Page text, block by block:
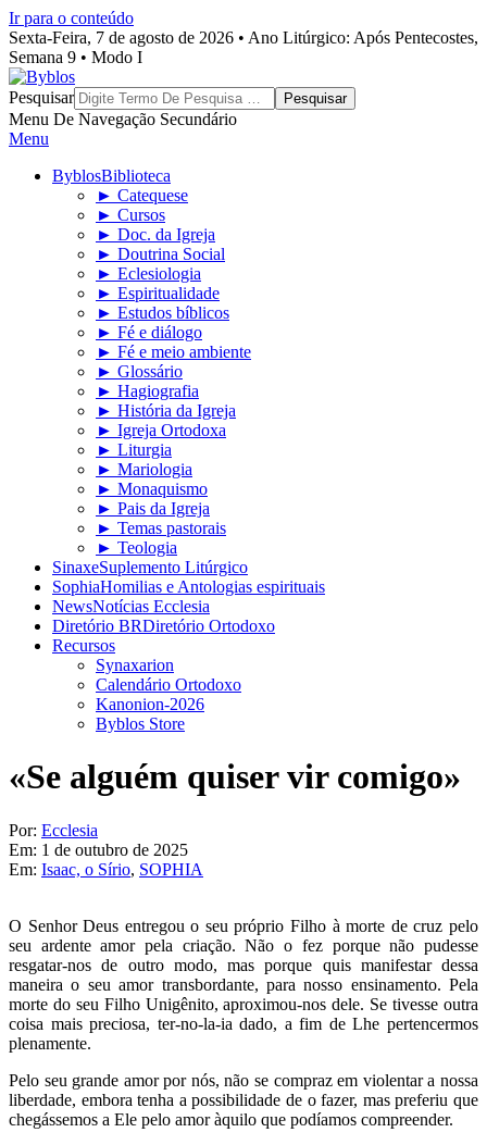
Ir para o conteúdo
Sexta-Feira, 7 de agosto de 2026 • Ano Litúrgico: Após Pentecostes,
Semana 9 • Modo I
Byblos
Pesquisar
Menu De Navegação Secundário
Menu
ByblosBiblioteca
► Catequese
► Cursos
► Doc. da Igreja
► Doutrina Social
► Eclesiologia
► Espiritualidade
► Estudos bíblicos
► Fé e diálogo
► Fé e meio ambiente
► Glossário
► Hagiografia
► História da Igreja
► Igreja Ortodoxa
► Liturgia
► Mariologia
► Monaquismo
► Pais da Igreja
► Temas pastorais
► Teologia
SinaxeSuplemento Litúrgico
SophiaHomilias e Antologias espirituais
NewsNotícias Ecclesia
Diretório BRDiretório Ortodoxo
Recursos
Synaxarion
Calendário Ortodoxo
Kanonion-2026
Byblos Store
«Se alguém quiser vir comigo»
Por: Ecclesia
Em: 1 de outubro de 2025
Em: Isaac, o Sírio, SOPHIA
O Senhor Deus entregou o seu próprio Filho à morte de cruz pelo
seu ardente amor pela criação. Não o fez porque não pudesse
resgatar-nos de outro modo, mas porque quis manifestar dessa
maneira o seu amor transbordante, para nosso ensinamento. Pela
morte do seu Filho Unigênito, aproximou-nos dele. Se tivesse outra
coisa mais preciosa, ter-no-la-ia dado, a fim de Lhe pertencermos
plenamente.
Pelo seu grande amor por nós, não se compraz em violentar a nossa
liberdade, embora tenha a possibilidade de o fazer, mas preferiu que
chegássemos a Ele pelo amor àquilo que podíamos compreender.